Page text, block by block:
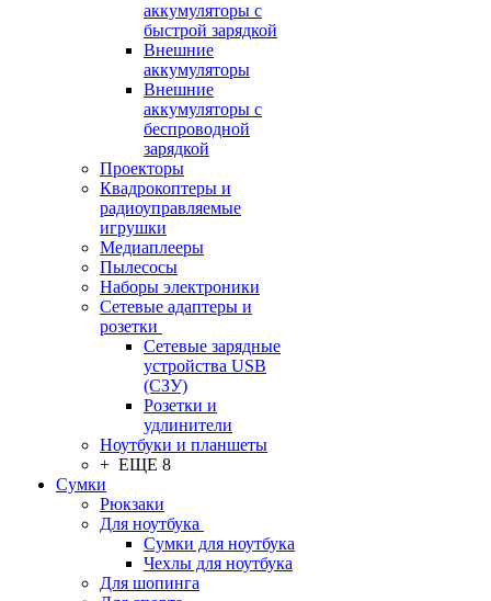
аккумуляторы с
быстрой зарядкой
Внешние
аккумуляторы
Внешние
аккумуляторы с
беспроводной
зарядкой
Проекторы
Квадрокоптеры и
радиоуправляемые
игрушки
Медиаплееры
Пылесосы
Наборы электроники
Сетевые адаптеры и
розетки
Сетевые зарядные
устройства USB
(СЗУ)
Розетки и
удлинители
Ноутбуки и планшеты
+ ЕЩЕ 8
Сумки
Рюкзаки
Для ноутбука
Сумки для ноутбука
Чехлы для ноутбука
Для шопинга